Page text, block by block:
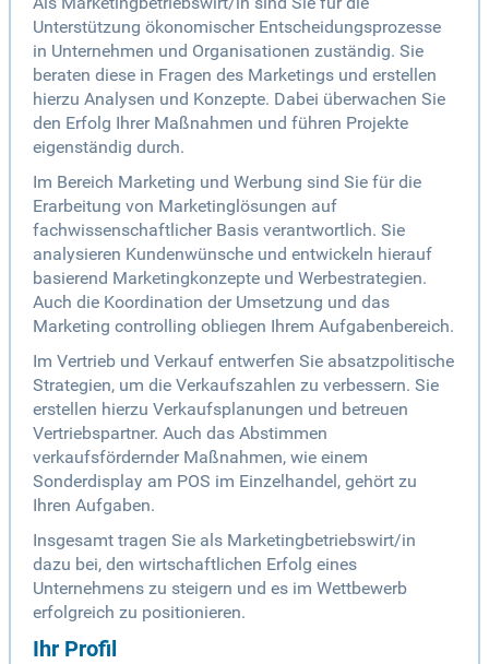
Unterstützung ökonomischer Entscheidungsprozesse
in Unternehmen und Organisationen zuständig. Sie
beraten diese in Fragen des Marketings und erstellen
hierzu Analysen und Konzepte. Dabei überwachen Sie
den Erfolg Ihrer Maßnahmen und führen Projekte
eigenständig durch.
Im Bereich Marketing und Werbung sind Sie für die
Erarbeitung von Marketinglösungen auf
fachwissenschaftlicher Basis verantwortlich. Sie
analysieren Kundenwünsche und entwickeln hierauf
basierend Marketingkonzepte und Werbestrategien.
Auch die Koordination der Umsetzung und das
Marketing controlling obliegen Ihrem Aufgabenbereich.
Im Vertrieb und Verkauf entwerfen Sie absatzpolitische
Strategien, um die Verkaufszahlen zu verbessern. Sie
erstellen hierzu Verkaufsplanungen und betreuen
Vertriebspartner. Auch das Abstimmen
verkaufsfördernder Maßnahmen, wie einem
Sonderdisplay am POS im Einzelhandel, gehört zu
Ihren Aufgaben.
Insgesamt tragen Sie als Marketingbetriebswirt/in
dazu bei, den wirtschaftlichen Erfolg eines
Unternehmens zu steigern und es im Wettbewerb
erfolgreich zu positionieren.
Ihr Profil